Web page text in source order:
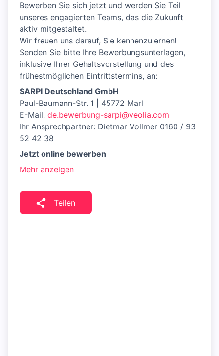
Bewerben Sie sich jetzt und werden Sie Teil
unseres engagierten Teams, das die Zukunft
aktiv mitgestaltet.
Wir freuen uns darauf, Sie kennenzulernen!
Senden Sie bitte Ihre Bewerbungsunterlagen,
inklusive Ihrer Gehaltsvorstellung und des
frühestmöglichen Eintrittstermins, an:
SARPI Deutschland GmbH
Paul-Baumann-Str. 1 | 45772 Marl
E-Mail: de.bewerbung-sarpi@veolia.com
Ihr Ansprechpartner: Dietmar Vollmer 0160 / 93
52 42 38
Jetzt online bewerben
Mehr anzeigen
Teilen